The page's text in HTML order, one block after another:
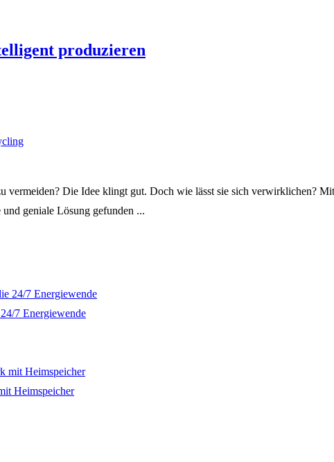
produzieren
Die Idee klingt gut. Doch wie lässt sie sich verwirklichen?
geniale Lösung gefunden ...
7 Energiewende
Heimspeicher